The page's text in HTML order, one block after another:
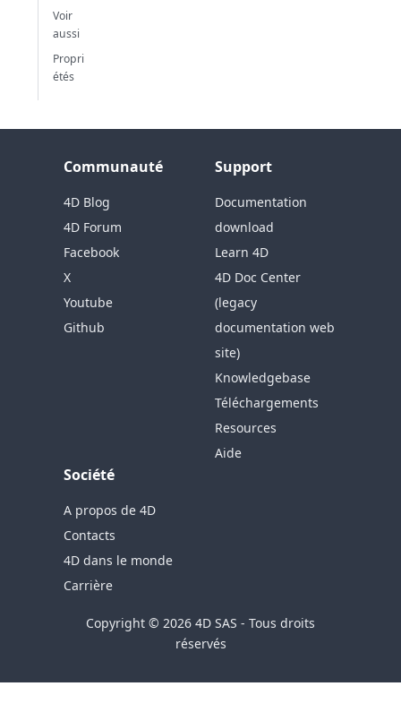
Voir
aussi
Propri
étés
Communauté
4D Blog
4D Forum
Facebook
X
Youtube
Github
Support
Documentation
download
Learn 4D
4D Doc Center
(legacy
documentation web
site)
Knowledgebase
Téléchargements
Resources
Aide
Société
A propos de 4D
Contacts
4D dans le monde
Carrière
Copyright © 2026 4D SAS - Tous droits
réservés